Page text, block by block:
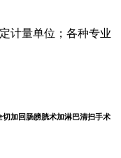
计量单位；各种专业
加回肠膀胱术加淋巴清扫手术